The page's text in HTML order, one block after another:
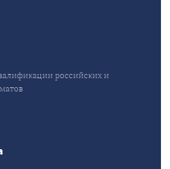
российских и